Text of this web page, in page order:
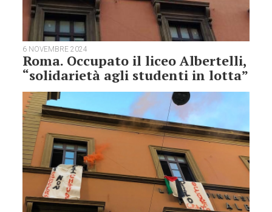
6 NOVEMBRE 2024
Roma. Occupato il liceo Albertelli,
“solidarietà agli studenti in lotta”